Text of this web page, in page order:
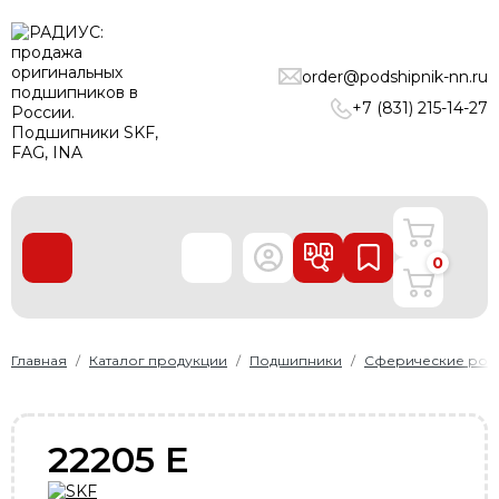
order@podshipnik-nn.ru
+7 (831) 215-14-27
ПОДШИПНИКИ
ЛИНЕЙНЫЕ ТЕХНОЛОГИИ
РЕМНИ
О нас
Доставка и оплата
+7 (831) 215-14-27
0
Главная Каталог продукции Подшипники Сферические
22205 E